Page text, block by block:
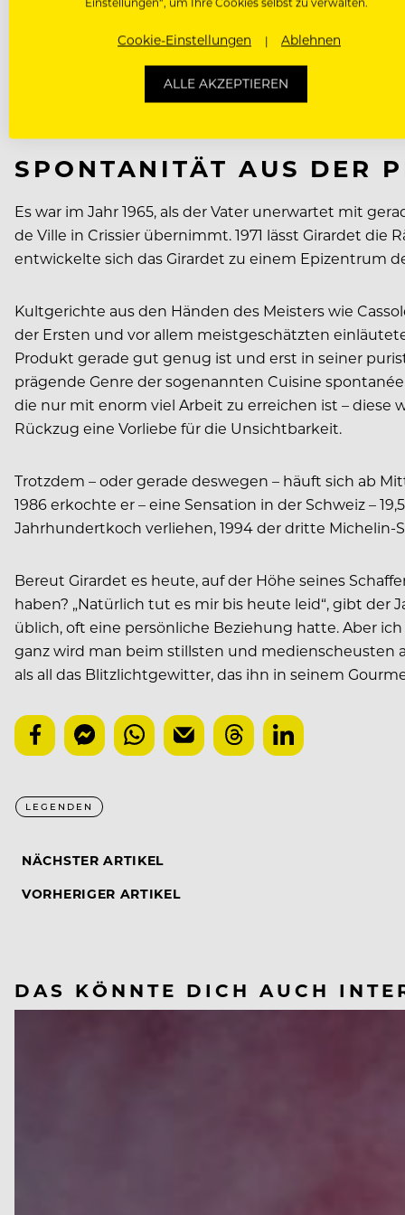
Dass er den Lederball gegen den Kochlöffel
Roanne noch heute bekannt ist: in den
letztlich doch zu einem Interview überreden ließ –
eine solche Küche kannte man damals in der
SPONTANITÄT AUS DER
Es war im Jahr 1965, als der Vater unerwartet mit
de Ville in Crissier übernimmt. 1971 lässt Girardet
entwickelte sich das Girardet zu einem Epizentrum
Kultgerichte aus den Händen des Meisters wie
der Ersten und vor allem meistgeschätzten
Produkt gerade gut genug ist und erst in seiner
prägende Genre der sogenannten Cuisine
die nur mit enorm viel Arbeit zu erreichen ist – diese
Rückzug eine Vorliebe für die Unsichtbarkeit.
Trotzdem – oder gerade deswegen – häuft sich ab
1986 erkochte er – eine Sensation in der Schweiz –
Jahrhundertkoch verliehen, 1994 der dritte Michelin-
Bereut Girardet es heute, auf der Höhe seines
haben? „Natürlich tut es mir bis heute leid“, gibt
üblich, oft eine persönliche Beziehung hatte. Aber
ganz wird man beim stillsten und medienscheusten
als all das Blitzlichtgewitter, das ihn in seinem
LEGENDEN
NÄCHSTER ARTIKEL
VORHERIGER ARTIKEL
DAS KÖNNTE DICH AUCH
Cookie-Einstellungen Ablehnen
ALLE AKZEPTIEREN